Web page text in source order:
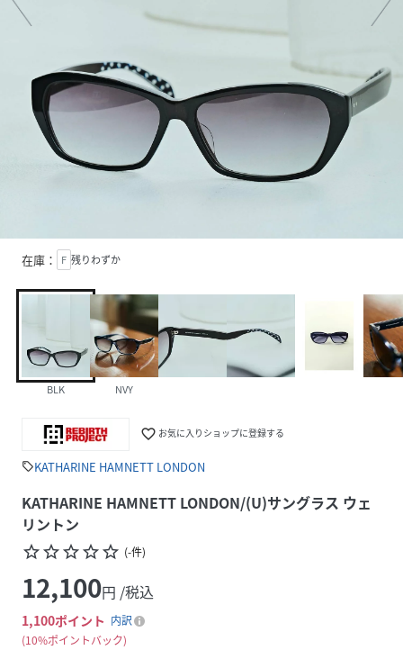
在庫： F 残りわずか
BLK NVY
favorite_border お気に入りショップに登録する
sellKATHARINE HAMNETT LONDON
KATHARINE HAMNETT LONDON/(U)サングラス ウェ
リントン
star_borderstar_borderstar_borderstar_borderstar_border (-件)
12,100円 /税込
1,100ポイント 内訳
10%ポイントバック